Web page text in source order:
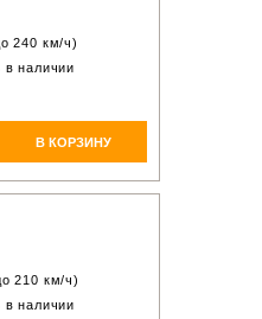
240 км/ч)
в наличии
В КОРЗИНУ
210 км/ч)
в наличии